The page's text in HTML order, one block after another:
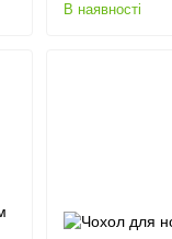
В наявності